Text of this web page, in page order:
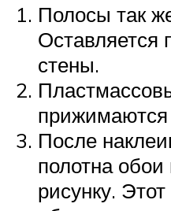
Полосы так
Оставляется
стены.
прижимаются
После
полотна
рисунку.